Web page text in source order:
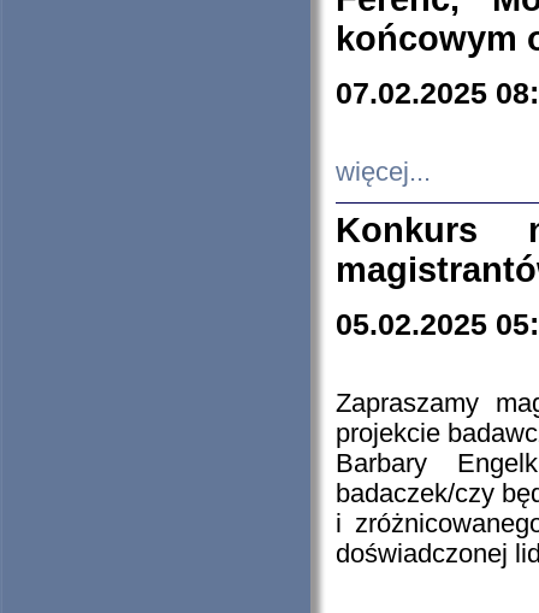
końcowym
07.02.2025
więcej...
Konkurs
05.02.2025
Zapraszamy
projekcie
Barbary
badaczek/czy
i
doświadczonej